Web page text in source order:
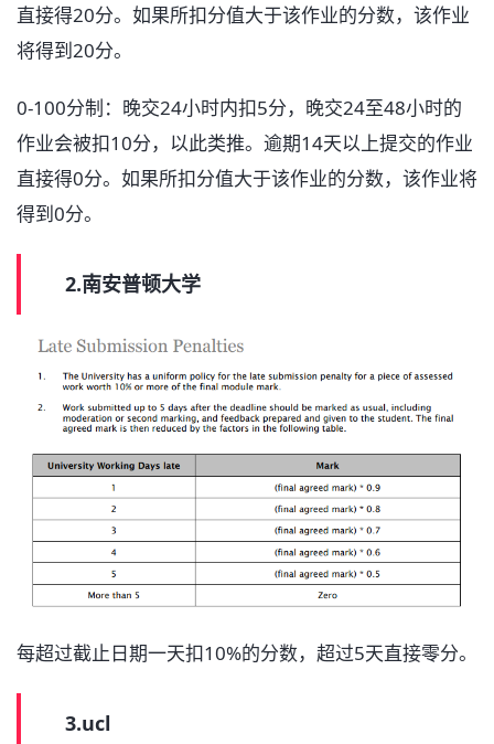
直接得20分。如果所扣分值大于该作业的分数，该作业
将得到20分。
0-100分制：晚交24小时内扣5分，晚交24至48小时的
作业会被扣10分，以此类推。逾期14天以上提交的作业
直接得0分。如果所扣分值大于该作业的分数，该作业将
得到0分。
2.南安普顿大学
每超过截止日期一天扣10%的分数，超过5天直接零分。
3.ucl